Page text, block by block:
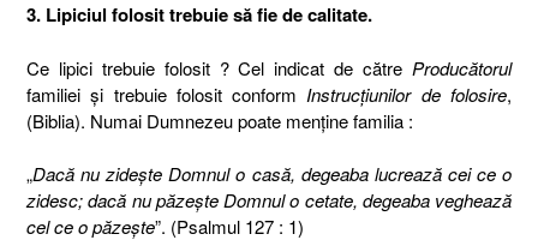
3. Lipiciul folosit trebuie să fie de calitate.
Ce lipici trebuie folosit ? Cel indicat de către Producătorul
familiei şi trebuie folosit conform Instrucţiunilor de folosire,
(Biblia). Numai Dumnezeu poate menţine familia :
„Dacă nu zideşte Domnul o casă, degeaba lucrează cei ce o
zidesc; dacă nu păzeşte Domnul o cetate, degeaba veghează
cel ce o păzeşte”. (Psalmul 127 : 1)